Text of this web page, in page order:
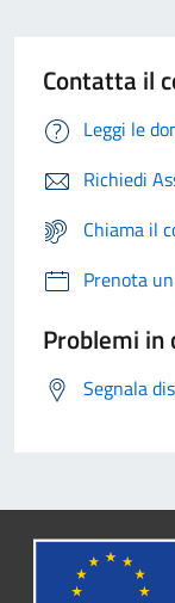
Contatta il
Leggi le
Richiedi
Chiama il
Prenota
Problemi in
Segnala